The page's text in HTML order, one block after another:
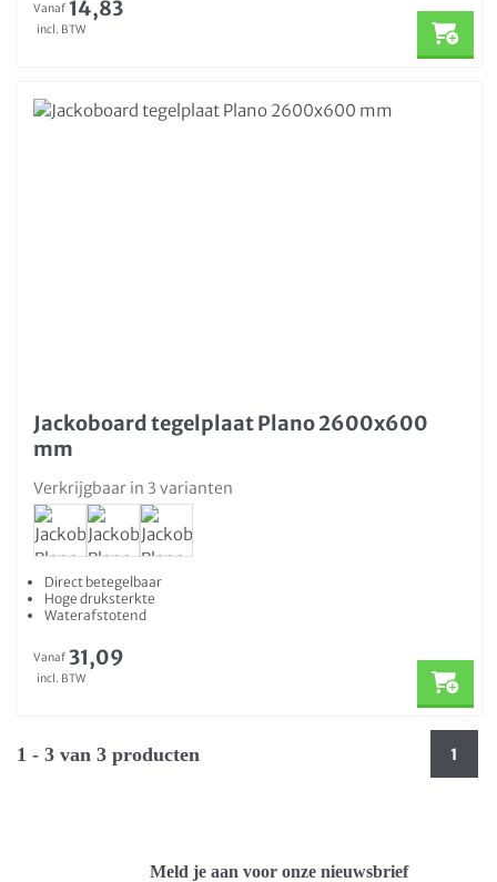
Vanaf 14,83
incl. BTW
Jackoboard tegelplaat Plano 2600x600
mm
Verkrijgbaar in 3 varianten
Direct betegelbaar
Hoge druksterkte
Waterafstotend
Vanaf 31,09
incl. BTW
1 - 3 van 3 producten 1
Meld je aan voor onze nieuwsbrief